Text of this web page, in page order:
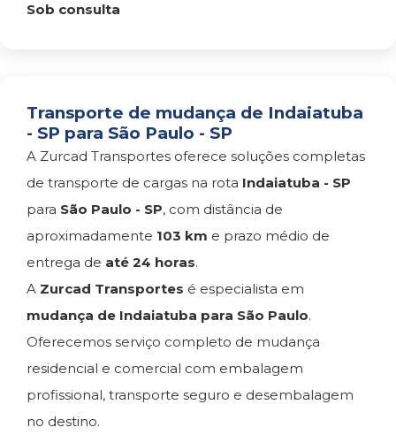
Sob consulta
Transporte de mudança de Indaiatuba
- SP para São Paulo - SP
A Zurcad Transportes oferece soluções completas
de transporte de cargas na rota Indaiatuba - SP
para São Paulo - SP, com distância de
aproximadamente 103 km e prazo médio de
entrega de até 24 horas.
A Zurcad Transportes é especialista em
mudança de Indaiatuba para São Paulo.
Oferecemos serviço completo de mudança
residencial e comercial com embalagem
profissional, transporte seguro e desembalagem
no destino.